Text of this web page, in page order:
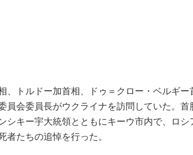
、トルドー加首相、ドゥ＝クロー・ベルギー
員会委員長がウクライナを訪問していた。首
シキー宇大統領とともにキーウ市内で、ロシ
者たちの追悼を行った。